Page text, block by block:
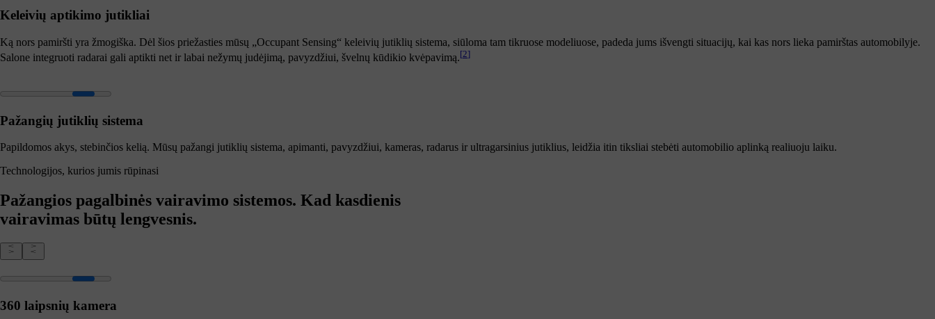
Keleivių aptikimo jutikliai
Ką nors pamiršti yra žmogiška. Dėl šios priežasties mūsų „Occupant Sensing“ keleivių jutiklių sistema, siūloma tam tikruose modeliuose, padeda jums išvengti situacijų, kai kas nors lieka pamirštas automobilyje.
Salone integruoti radarai gali aptikti net ir labai nežymų judėjimą, pavyzdžiui, švelnų kūdikio kvėpavimą.[2]
Pažangių jutiklių sistema
Papildomos akys, stebinčios kelią. Mūsų pažangi jutiklių sistema, apimanti, pavyzdžiui, kameras, radarus ir ultragarsinius jutiklius, leidžia itin tiksliai stebėti automobilio aplinką realiuoju laiku.
Technologijos, kurios jumis rūpinasi
Pažangios pagalbinės vairavimo sistemos. Kad kasdienis
vairavimas būtų lengvesnis.
360 laipsnių kamera